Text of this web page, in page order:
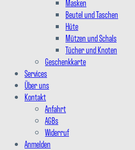
Beutel und Taschen
Hüte
Mützen und Schals
Tücher und Knoten
Geschenkkarte
Services
Über uns
Kontakt
Anfahrt
AGBs
Widerruf
Anmelden